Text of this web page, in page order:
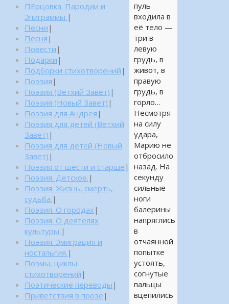
пуль
входила в
её тело —
три в
левую
грудь, в
живот, в
правую
грудь, в
горло…
Несмотря
на силу
удара,
Марию не
отбросило
назад. На
секунду
сильные
ноги
балерины
напряглись
в
отчаянной
попытке
устоять,
согнутые
пальцы
вцепились
ПЕрцовка. Пародии и
Эпиграммы. |
Песни |
Песня |
Повести |
Подарки |
Подборки стихотворений |
Поэзия |
Поэзия (Ветхий Завет) |
Поэзия (Новый Завет) |
Поэзия для Андрея |
Поэзия для детей (Ветхий
Завет) |
Поэзия для детей (Новый
Завет) |
Поэзия от шести и старше |
Поэзия. Детское. |
Поэзия. Жизнь, смерть,
судьба. |
Поэзия. О городах |
Поэзия. О деятелях
культуры. |
Поэзия. Эмиграция и
ностальгия. |
Поэмы, циклы
стихотворений |
Поэтические переводы |
Приветствия в прозе |